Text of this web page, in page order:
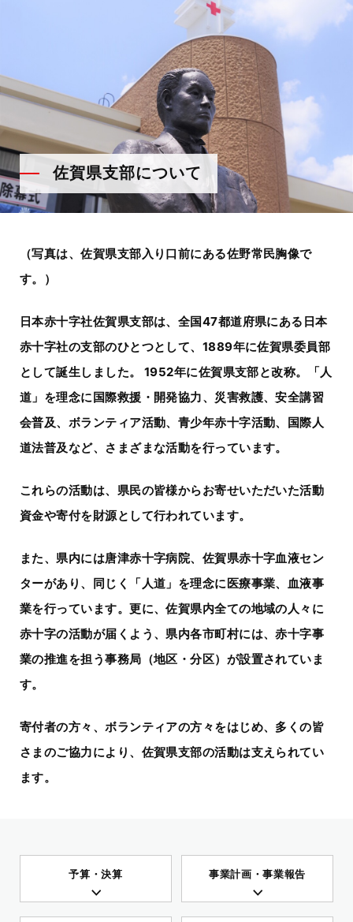
佐賀県支部について
（写真は、佐賀県支部入り口前にある佐野常民胸像で
す。）
日本赤十字社佐賀県支部は、全国47都道府県にある日本
赤十字社の支部のひとつとして、 1889年に佐賀県委員部
として誕生しました。 1952年に佐賀県支部と改称。「人
道」を理念に国際救援・開発協力、災害救護、安全講習
会普及、ボランティア活動、青少年赤十字活動、国際人
道法普及など、さまざまな活動を行っています。
これらの活動は、県民の皆様からお寄せいただいた活動
資金や寄付を財源として行われています。
また、県内には唐津赤十字病院、佐賀県赤十字血液セン
ターがあり、同じく「人道」を理念に医療事業、血液事
業を行っています。更に、佐賀県内全ての地域の人々に
赤十字の活動が届くよう、県内各市町村には、赤十字事
業の推進を担う事務局（地区・分区）が設置されていま
す。
寄付者の方々、ボランティアの方々をはじめ、多くの皆
さまのご協力により、佐賀県支部の活動は支えられてい
ます。
予算・決算 事業計画・事業報告